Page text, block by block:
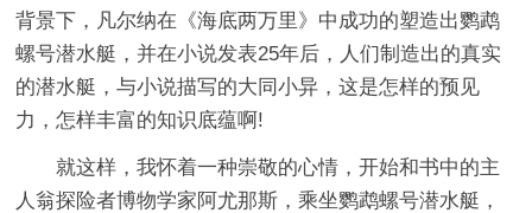
背景下，凡尔纳在《海底两万里》中成功的塑造出鹦鹉
螺号潜水艇，并在小说发表25年后，人们制造出的真实
的潜水艇，与小说描写的大同小异，这是怎样的预见
力，怎样丰富的知识底蕴啊!
就这样，我怀着一种崇敬的心情，开始和书中的主
人翁探险者博物学家阿尤那斯，乘坐鹦鹉螺号潜水艇，